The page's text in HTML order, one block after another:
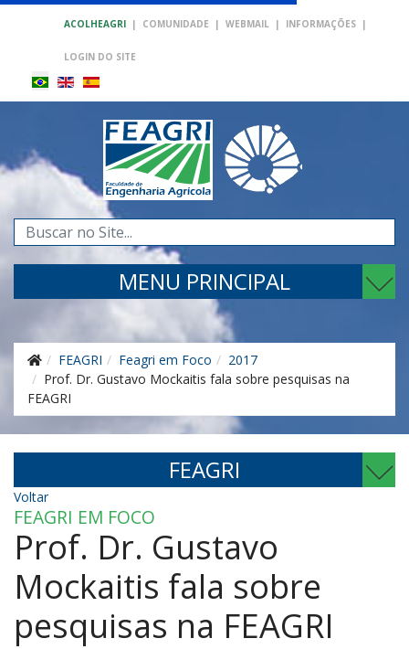
ACOLHEAGRI | COMUNIDADE | WEBMAIL | INFORMAÇÕES |
LOGIN DO SITE
Pesquisar...
MENU PRINCIPAL
FEAGRI Feagri em Foco
2017
Prof. Dr. Gustavo Mockaitis fala sobre pesquisas na
FEAGRI
FEAGRI
Voltar
FEAGRI EM FOCO
Prof. Dr. Gustavo
Mockaitis fala sobre
pesquisas na FEAGRI